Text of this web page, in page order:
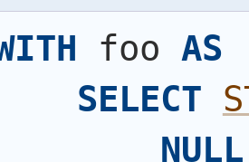
foo AS
SELECT
NULL